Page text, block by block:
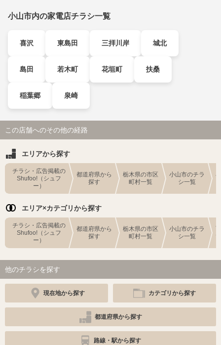
小山市内の家電店チラシ一覧
喜沢 東島田 三拝川岸 城北
島田 若木町 花垣町 扶桑
稲葉郷 泉崎
この店舗へのその他の経路
エリアから探す
チラシ・広告掲載の
Shufoo!（シュフ
ー）
都道府県から
探す
栃木県の市区
町村一覧
小山市のチラ
シ一覧
エリア×カテゴリから探す
チラシ・広告掲載の
Shufoo!（シュフ
ー）
都道府県から
探す
栃木県の市区
町村一覧
小山市のチラ
シ一覧
他のチラシを探す
現在地から探す カテゴリから探す
都道府県から探す
路線・駅から探す